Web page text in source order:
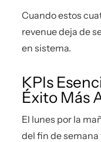
Cuando estos
revenue deja de
en sistema.
KPIs
Éxito Más
El lunes por la
del fin de